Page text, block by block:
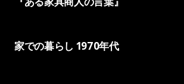
家での暮らし 1970年代